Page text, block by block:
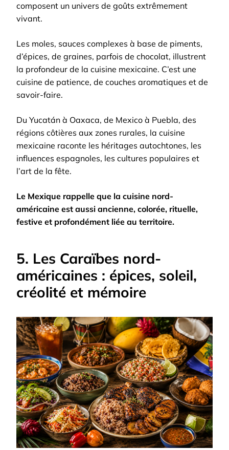
composent un univers de goûts extrêmement
vivant.
Les moles, sauces complexes à base de piments,
d’épices, de graines, parfois de chocolat, illustrent
la profondeur de la cuisine mexicaine. C’est une
cuisine de patience, de couches aromatiques et de
savoir-faire.
Du Yucatán à Oaxaca, de Mexico à Puebla, des
régions côtières aux zones rurales, la cuisine
mexicaine raconte les héritages autochtones, les
influences espagnoles, les cultures populaires et
l’art de la fête.
Le Mexique rappelle que la cuisine nord-
américaine est aussi ancienne, colorée, rituelle,
festive et profondément liée au territoire.
5. Les Caraïbes nord-
américaines : épices, soleil,
créolité et mémoire